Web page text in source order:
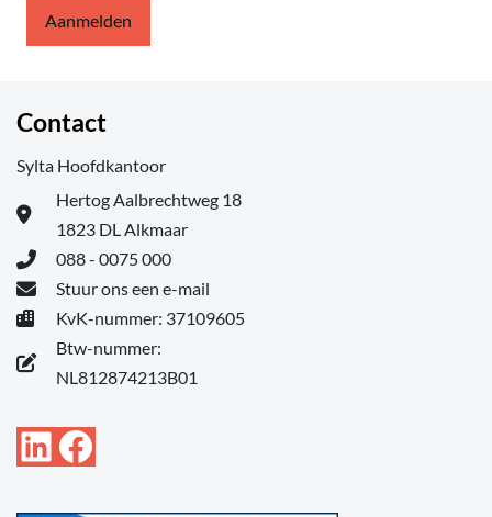
Aanmelden
Contact
Sylta Hoofdkantoor
Hertog Aalbrechtweg 18
1823 DL Alkmaar
088 - 0075 000
Stuur ons een e-mail
KvK-nummer: 37109605
Btw-nummer:
NL812874213B01
LinkedIn
Facebook